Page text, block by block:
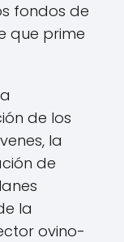
fondos de
que prime
de los
la
de
la
ovino-